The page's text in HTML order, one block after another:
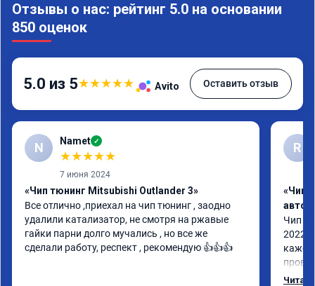
Отзывы о нас: рейтинг 5.0 на основании
850 оценок
5.0 из 5★★★★★ Avito Оставить отзыв
N Namet ✓
★★★★★
7 июня 2024
«Чип тюнинг Mitsubishi Outlander 3»
Все отлично ,приехал на чип тюнинг , заодно
удалили катализатор, не смотря на ржавые
гайки парни долго мучались , но все же
сделали работу, респект , рекомендую 👍👍👍
R
«Чип
Чип
2022